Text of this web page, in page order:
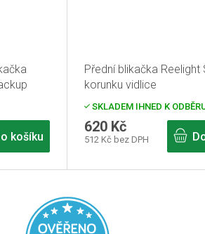
košíku
Přední blikačka Reelight
korunku vidlice
SKLADEM IHNED K
512 Kč bez DPH
620 Kč